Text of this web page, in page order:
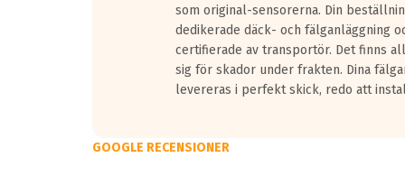
som original-sensorerna. Din
dedikerade däck- och fälganläggning
certifierade av transportör. Det finns
sig för skador under frakten. Dina
levereras i perfekt skick, redo att
GOOGLE RECENSIONER